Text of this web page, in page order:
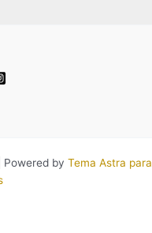
by Tema Astra para